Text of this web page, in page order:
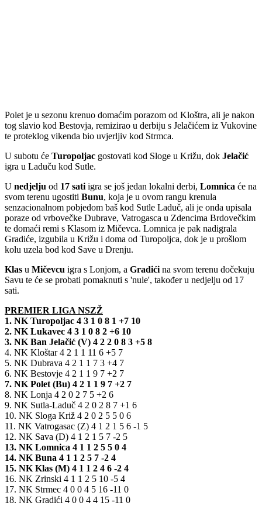
Polet je u sezonu krenuo domaćim porazom od Kloštra, ali je nakon
tog slavio kod Bestovja, remizirao u derbiju s Jelačićem iz Vukovine
te proteklog vikenda bio uvjerljiv kod Strmca.
U subotu će Turopoljac gostovati kod Sloge u Križu, dok Jelačić
igra u Laduču kod Sutle.
U nedjelju od 17 sati igra se još jedan lokalni derbi, Lomnica će na
svom terenu ugostiti Bunu, koja je u ovom rangu krenula
senzacionalnom pobjedom baš kod Sutle Laduč, ali je onda upisala
poraze od vrbovečke Dubrave, Vatrogasca u Zdencima Brdovečkim
te domaći remi s Klasom iz Mičevca. Lomnica je pak nadigrala
Gradiće, izgubila u Križu i doma od Turopoljca, dok je u prošlom
kolu uzela bod kod Save u Drenju.
Klas u Mičevcu igra s Lonjom, a Gradići na svom terenu dočekuju
Savu te će se probati pomaknuti s 'nule', također u nedjelju od 17
sati.
PREMIER LIGA NSZŽ
1. NK Turopoljac 4 3 1 0 8 1 +7 10
2. NK Lukavec 4 3 1 0 8 2 +6 10
3. NK Ban Jelačić (V) 4 2 2 0 8 3 +5 8
4. NK Kloštar 4 2 1 1 11 6 +5 7
5. NK Dubrava 4 2 1 1 7 3 +4 7
6. NK Bestovje 4 2 1 1 9 7 +2 7
7. NK Polet (Bu) 4 2 1 1 9 7 +2 7
8. NK Lonja 4 2 0 2 7 5 +2 6
9. NK Sutla-Laduč 4 2 0 2 8 7 +1 6
10. NK Sloga Križ 4 2 0 2 5 5 0 6
11. NK Vatrogasac (Z) 4 1 2 1 5 6 -1 5
12. NK Sava (D) 4 1 2 1 5 7 -2 5
13. NK Lomnica 4 1 1 2 5 5 0 4
14. NK Buna 4 1 1 2 5 7 -2 4
15. NK Klas (M) 4 1 1 2 4 6 -2 4
16. NK Zrinski 4 1 1 2 5 10 -5 4
17. NK Strmec 4 0 0 4 5 16 -11 0
18. NK Gradići 4 0 0 4 4 15 -11 0